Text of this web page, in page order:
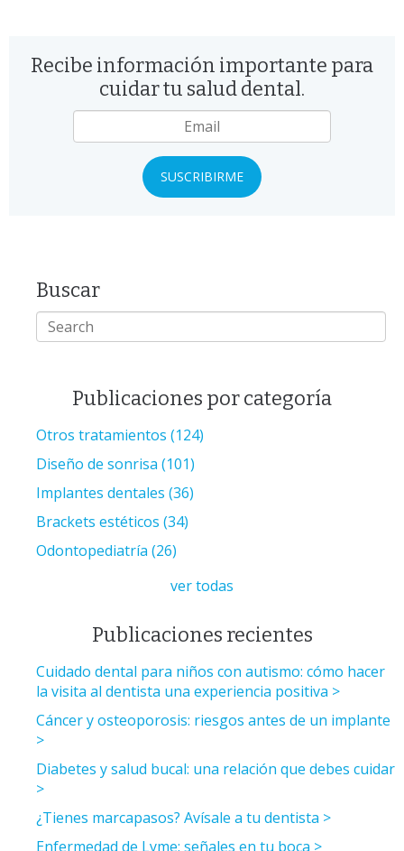
Recibe información importante para
cuidar tu salud dental.
Buscar
Publicaciones por categoría
Otros tratamientos (124)
Diseño de sonrisa (101)
Implantes dentales (36)
Brackets estéticos (34)
Odontopediatría (26)
ver todas
Publicaciones recientes
Cuidado dental para niños con autismo: cómo hacer
la visita al dentista una experiencia positiva
Cáncer y osteoporosis: riesgos antes de un implante
Diabetes y salud bucal: una relación que debes cuidar
¿Tienes marcapasos? Avísale a tu dentista
Enfermedad de Lyme: señales en tu boca